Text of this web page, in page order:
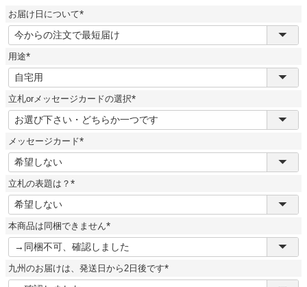
お届け日について
(
必
須
用途
(
必
須
)
立札orメッセージカードの選択
(
必
須
メッセージカード
(
須
立札の表題は？
(
須
)
本商品は同梱できません
(
必
須
)
九州のお届けは、発送日から2日後です
(